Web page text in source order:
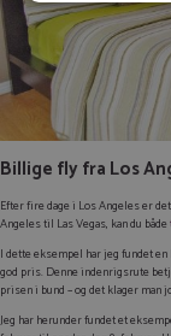
Billige fly fra Los
Efter fire dage i Los Angeles er
Angeles til Las Vegas, kan du både
I dette eksempel har jeg fundet
god pris. Denne indenrigsrute
prisen i bund – og det klager man
Jeg har herunder fundet et